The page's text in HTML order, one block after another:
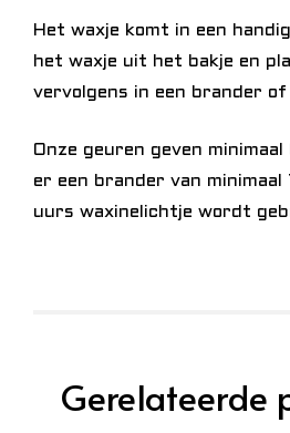
Het waxje komt in een
het waxje uit het bakje en
vervolgens in een brander of
Onze geuren geven
er een brander van minimaal
uurs waxinelichtje wordt
Gerelateerde